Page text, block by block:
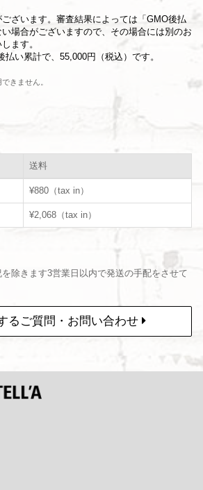
ございます。審査結果によっては「GMO後払
場合がございますので、その場合には別のお
ます。
払い累計で、55,000円（税込）です。
きません。
送料
¥880（tax in）
¥2,068（tax in）
除きます3営業日以内で発送の手配をさせて
るご質問・お問い合わせ